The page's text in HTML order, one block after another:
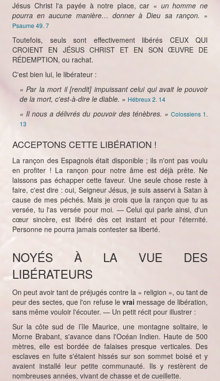
Jésus Christ l'a payée à notre place, car « un homme ne
pourra en aucune manière… donner à Dieu sa rançon. »
Psaume 49. 7
Toutefois, seuls sont effectivement libérés CEUX QUI
CROIENT EN JÉSUS CHRIST ET EN SON ŒUVRE DE
RÉDEMPTION, ou rachat.
C'est bien lui, le libérateur :
« Par la mort il [rendit] impuissant celui qui avait le pouvoir
de la mort, c'est-à-dire le diable. » Hébreux 2. 14
« Il nous a délivrés du pouvoir des ténèbres. » Colossiens 1.
13
ACCEPTONS CETTE LIBÉRATION !
La rançon des Espagnols était disponible ; ils n'ont pas voulu
en profiter ! La rançon pour notre âme est déjà prête. Ne
laissons pas échapper cette faveur. Une seule chose reste à
faire, c'est dire : oui, Seigneur Jésus, je suis asservi à Satan à
cause de mes péchés. Mais je crois que la rançon que tu as
versée, tu l'as versée pour moi. — Celui qui parle ainsi, d'un
cœur sincère, est libéré dès cet instant et pour l'éternité.
Personne ne pourra jamais contester sa liberté.
NOYÉS À LA VUE DES
LIBÉRATEURS
On peut avoir tant de préjugés contre la « religion », ou tant de
peur des sectes, que l'on refuse levrai message de libération,
sans même vouloir l'écouter. — Un petit récit pour illustrer :
Sur la côte sud de l’île Maurice, une montagne solitaire, le
Morne Brabant, s'avance dans l'Océan Indien. Haute de 500
mètres, elle est bordée de falaises presque verticales. Des
esclaves en fuite s'étaient hissés sur son sommet boisé et y
avaient installé leur petite communauté. Ils y restèrent de
nombreuses années, vivant de chasse et de cueillette.